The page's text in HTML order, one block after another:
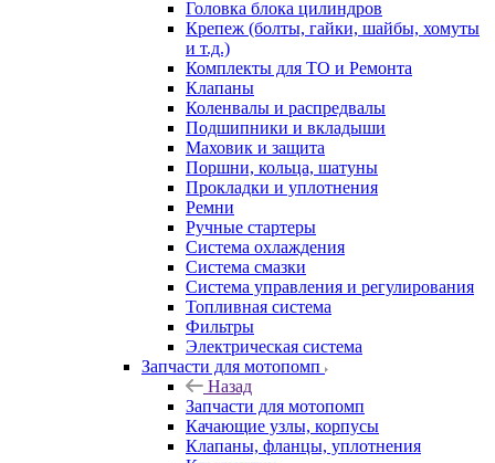
Головка блока цилиндров
Крепеж (болты, гайки, шайбы, хомуты
и т.д.)
Комплекты для ТО и Ремонта
Клапаны
Коленвалы и распредвалы
Подшипники и вкладыши
Маховик и защита
Поршни, кольца, шатуны
Прокладки и уплотнения
Ремни
Ручные стартеры
Система охлаждения
Система смазки
Система управления и регулирования
Топливная система
Фильтры
Электрическая система
Запчасти для мотопомп
Назад
Запчасти для мотопомп
Качающие узлы, корпусы
Клапаны, фланцы, уплотнения